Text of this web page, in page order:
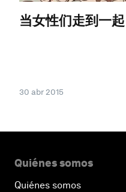
当女性们走到一起
30 abr 2015
Quiénes somos
Quiénes somos